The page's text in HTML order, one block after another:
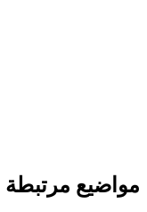
مواضيع مرتبطة